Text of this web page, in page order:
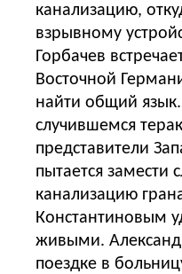
канализацию,
взрывному
Горбачев
Восточной
найти общий язык.
случившемся
представители
пытается замести
канализацию
Константиновым
живыми.
поездке в